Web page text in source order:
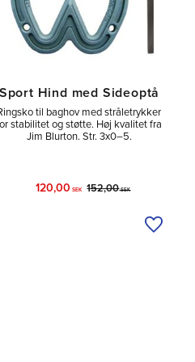
Sport Hind med Sideoptå
til baghov med stråletrykker
stabilitet og støtte. Høj kvalitet fra
Jim Blurton. Str. 3x0–5.
120,00 SEK 152,00SEK
Tilføj til